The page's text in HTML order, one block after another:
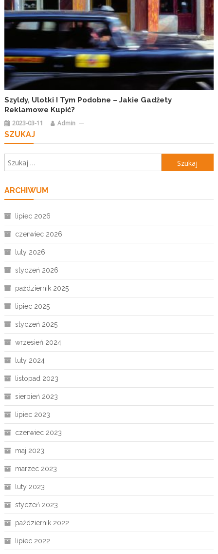
Szyldy, Ulotki I Tym Podobne – Jakie Gadżety
Reklamowe Kupić?
2023-03-11 Admin
SZUKAJ
Szukaj:
ARCHIWUM
lipiec 2026
czerwiec 2026
luty 2026
styczeń 2026
październik 2025
lipiec 2025
styczeń 2025
wrzesień 2024
luty 2024
listopad 2023
sierpień 2023
lipiec 2023
czerwiec 2023
maj 2023
marzec 2023
luty 2023
styczeń 2023
październik 2022
lipiec 2022